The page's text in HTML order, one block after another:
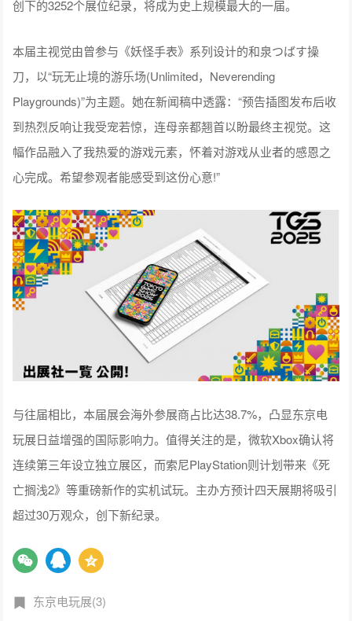
创下的3252个展位纪录，将成为史上规模最大的一届。
本届主视觉由曾参与《妖怪手表》系列设计的和泉つばす操
刀，以“玩无止境的游乐场(Unlimited，Neverending
Playgrounds)”为主题。她在新闻稿中透露：“预告插图发布后收
到热烈反响让我受宠若惊，连母亲都翘首以盼最终主视觉。这
幅作品融入了我热爱的游戏元素，怀着对游戏从业者的感恩之
心完成。希望参观者能感受到这份心意!”
与往届相比，本届展会海外参展商占比达38.7%，凸显东京电
玩展日益增强的国际影响力。值得关注的是，微软Xbox确认将
连续第三年设立独立展区，而索尼PlayStation则计划带来《死
亡搁浅2》等重磅新作的实机试玩。主办方预计四天展期将吸引
超过30万观众，创下新纪录。
东京电玩展(3)